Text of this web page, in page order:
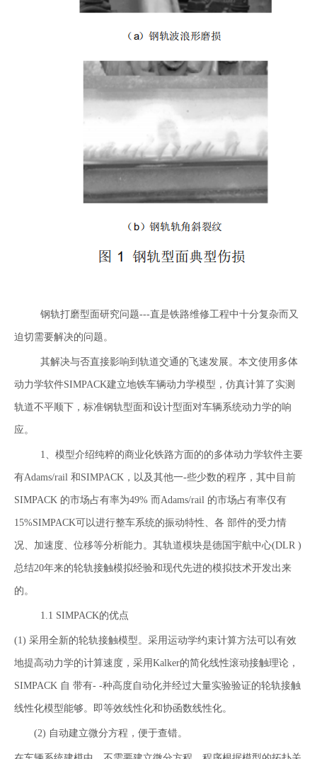
钢轨打磨型面研究问题---直是铁路维修工程中十分复杂而又
迫切需要解决的问题。
其解决与否直接影响到轨道交通的飞速发展。本文使用多体
动力学软件SIMPACK建立地铁车辆动力学模型，仿真计算了实测
轨道不平顺下，标准钢轨型面和设计型面对车辆系统动力学的响
应。
1、模型介绍纯粹的商业化铁路方面的的多体动力学软件主要
有Adams/rail 和SIMPACK，以及其他一-些少数的程序，其中目前
SIMPACK 的市场占有率为49% 而Adams/rail 的市场占有率仅有
15%SIMPACK可以进行整车系统的振动特性、各 部件的受力情
况、加速度、位移等分析能力。其轨道模块是德国宇航中心(DLR )
总结20年来的轮轨接触模拟经验和现代先进的模拟技术开发出来
的。
1.1 SIMPACK的优点
(1) 采用全新的轮轨接触模型。采用运动学约束计算方法可以有效
地提高动力学的计算速度，采用Kalker的简化线性滚动接触理论，
SIMPACK 自 带有- -种高度自动化并经过大量实验验证的轮轨接触
线性化模型能够。即等效线性化和协函数线性化。
(2) 自动建立微分方程，便于查错。